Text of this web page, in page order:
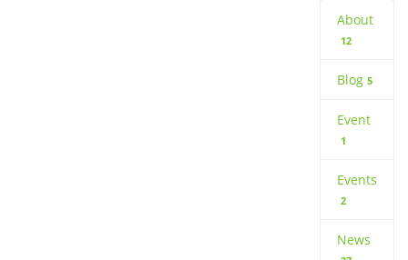
About
12
Blog 5
Event
1
Events
2
News